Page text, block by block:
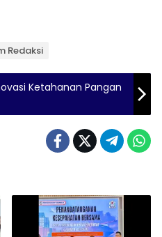
Redaksi
Ketahanan Pangan